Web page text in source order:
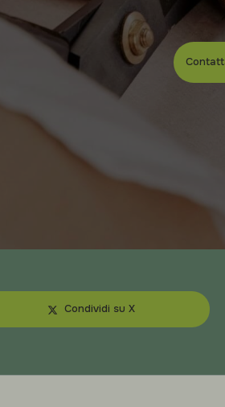
Condividi su X